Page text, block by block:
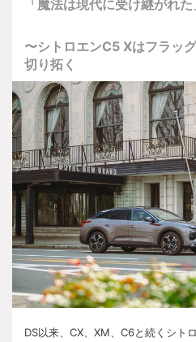
「魔法は現代に受け継がれた
〜シトロエンC5 Xはフラッ
切り拓く
DS以来、 CX XM C6と続くシト